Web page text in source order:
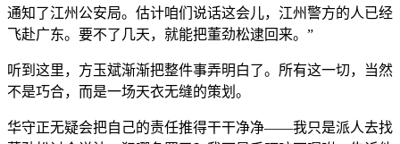
通知了江州公安局。估计咱们说话这会儿，江州警方的人已经
飞赴广东。要不了几天，就能把董劲松逮回来。”
听到这里，方玉斌渐渐把整件事弄明白了。所有这一切，当然
不是巧合，而是一场天衣无缝的策划。
华守正无疑会把自己的责任推得干干净净——我只是派人去找